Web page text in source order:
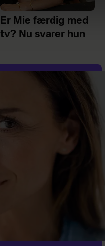
Er Mie færdig med
tv? Nu svarer hun